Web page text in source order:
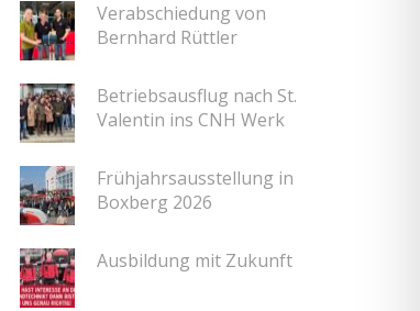
Verabschiedung von
Bernhard Rüttler
Betriebsausflug nach St.
Valentin ins CNH Werk
Frühjahrsausstellung in
Boxberg 2026
Ausbildung mit Zukunft